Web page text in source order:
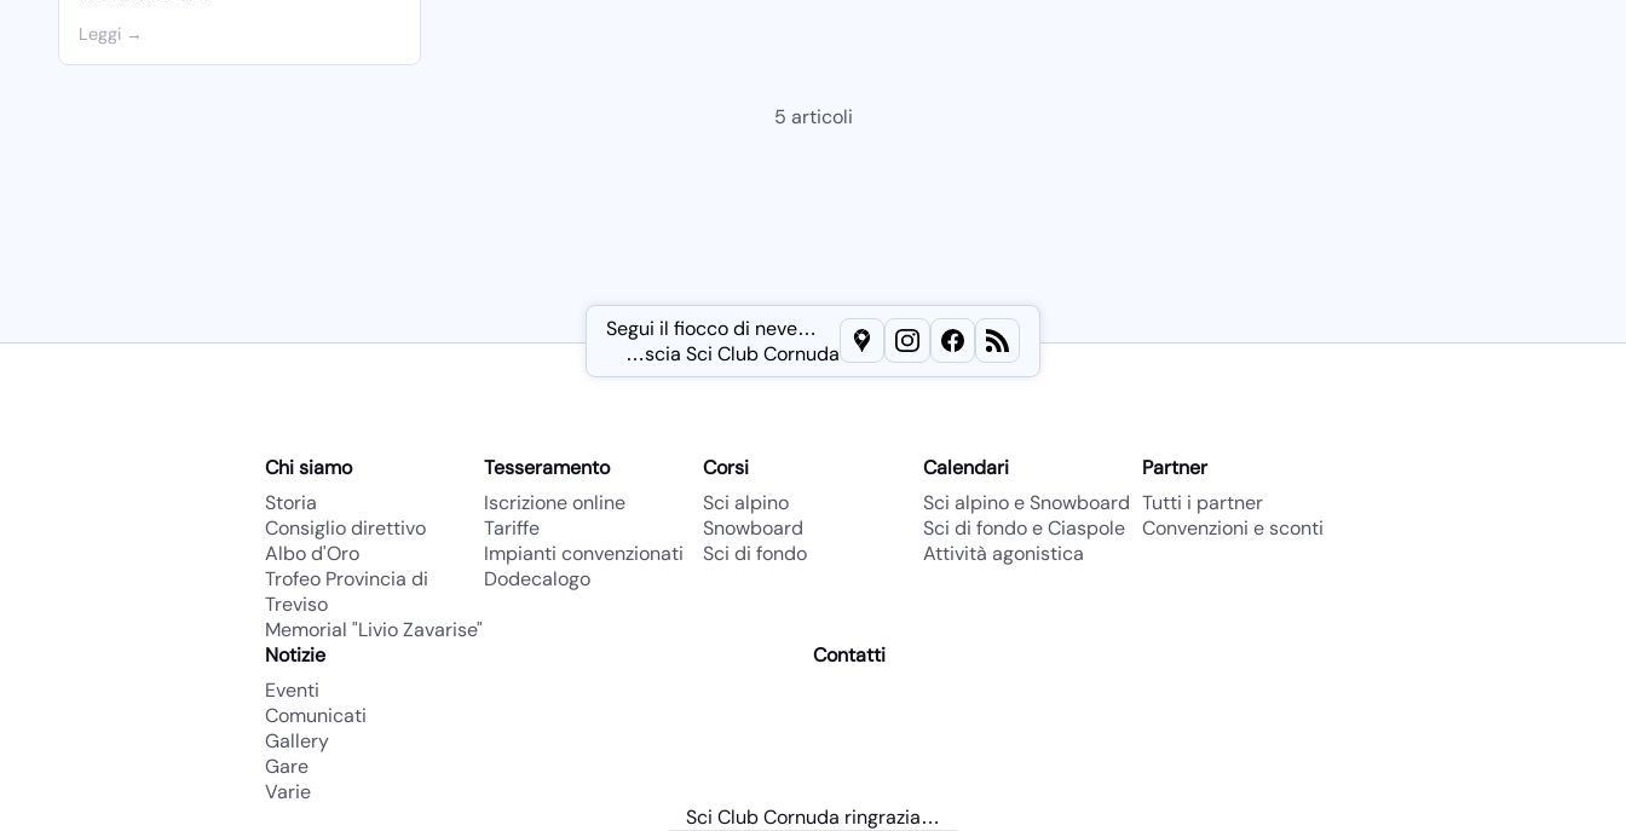
Leggi
5 articoli
Segui il fiocco di neve…
…scia Sci Club Cornuda
Lascia una recensione suGoogle Maps
Seguici su Instagram
Metti un likesuFacebook
Leggi il nostrofeedRSS
Menu
Chi siamo
Storia
Consiglio direttivo
Albo d'Oro
Trofeo Provincia di
Treviso
Memorial "Livio Zavarise"
Tesseramento
Iscrizione online
Tariffe
Impianti convenzionati
Dodecalogo
Corsi
Sci alpino
Snowboard
Sci di fondo
Calendari
Sci alpino e Snowboard
Sci di fondo e Ciaspole
Attività agonistica
Partner
Tutti i partner
Convenzioni e sconti
Notizie
Eventi
Comunicati
Gallery
Gare
Varie
Contatti
Sci Club Cornuda ringraziailpartner
…